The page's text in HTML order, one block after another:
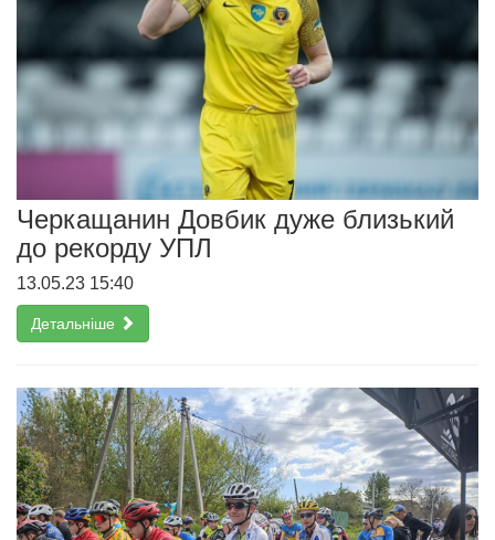
Черкащанин Довбик дуже близький
до рекорду УПЛ
13.05.23 15:40
Детальніше